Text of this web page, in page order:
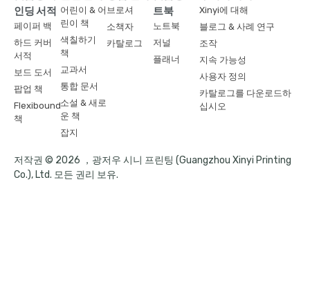
인딩 서적
페이퍼 백
하드 커버
서적
보드 도서
팝업 책
Flexibound
책
어린이 & 어
린이 책
색칠하기
책
교과서
통합 문서
소설 & 새로
운 책
잡지
브로셔
소책자
카탈로그
트북
노트북
저널
플래너
Xinyi에 대해
블로그 & 사례 연구
조작
지속 가능성
사용자 정의
카탈로그를 다운로드하
십시오
저작권 © 2026 ，광저우 시니 프린팅 (Guangzhou Xinyi Printing
Co.), Ltd. 모든 권리 보유.